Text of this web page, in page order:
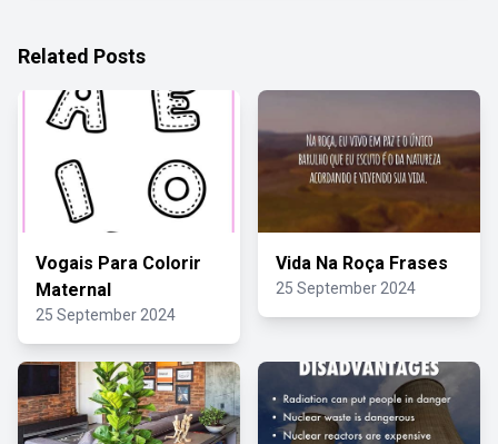
Related Posts
Vogais Para Colorir
Maternal
25 September 2024
Vida Na Roça Frases
25 September 2024